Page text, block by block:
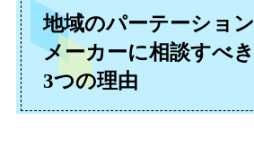
地域のパーテーション
メーカーに相談すべき
3つの理由